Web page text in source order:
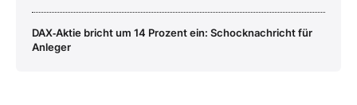
DAX‑Aktie bricht um 14 Prozent ein: Schocknachricht für
Anleger